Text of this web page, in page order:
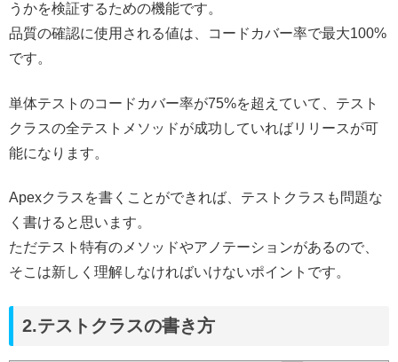
うかを検証するための機能です。
品質の確認に使用される値は、コードカバー率で最大100%
です。
単体テストのコードカバー率が75%を超えていて、テスト
クラスの全テストメソッドが成功していればリリースが可
能になります。
Apexクラスを書くことができれば、テストクラスも問題な
く書けると思います。
ただテスト特有のメソッドやアノテーションがあるので、
そこは新しく理解しなければいけないポイントです。
2.テストクラスの書き方